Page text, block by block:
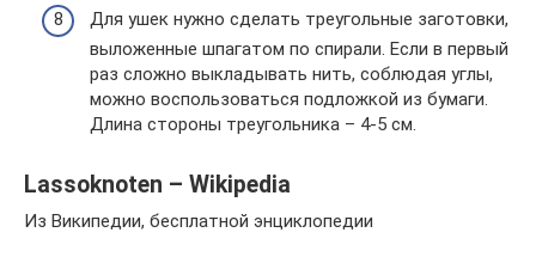
Для ушек нужно сделать треугольные заготовки,
выложенные шпагатом по спирали. Если в первый
раз сложно выкладывать нить, соблюдая углы,
можно воспользоваться подложкой из бумаги.
Длина стороны треугольника – 4-5 см.
Lassoknoten – Wikipedia
Из Википедии, бесплатной энциклопедии